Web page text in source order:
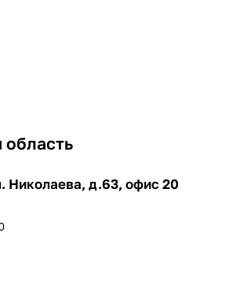
Николаева, д.63, офис 20